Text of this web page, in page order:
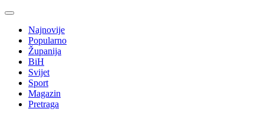
Najnovije
Popularno
Županija
BiH
Svijet
Sport
Magazin
Pretraga